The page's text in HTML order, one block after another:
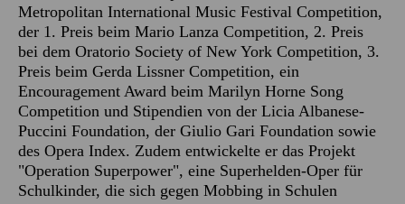
Metropolitan International Music Festival Competition,
der 1. Preis beim Mario Lanza Competition, 2. Preis
bei dem Oratorio Society of New York Competition, 3.
Preis beim Gerda Lissner Competition, ein
Encouragement Award beim Marilyn Horne Song
Competition und Stipendien von der Licia Albanese-
Puccini Foundation, der Giulio Gari Foundation sowie
des Opera Index. Zudem entwickelte er das Projekt
"Operation Superpower", eine Superhelden-Oper für
Schulkinder, die sich gegen Mobbing in Schulen